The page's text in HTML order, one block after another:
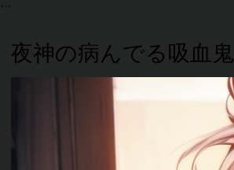
夜神の病んでる吸血鬼